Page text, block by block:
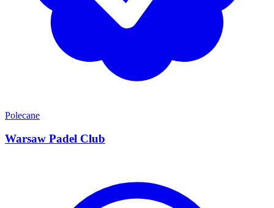
Polecane
Warsaw Padel Club